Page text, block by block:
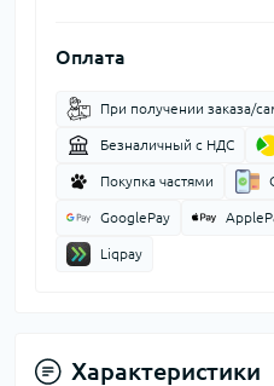
Оплата
При получении заказа/
Безналичный с НДС
Покупка частями
GooglePay
Liqpay
Характеристики